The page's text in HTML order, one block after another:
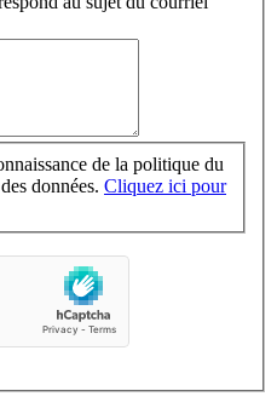
données. Cliquez ici pour